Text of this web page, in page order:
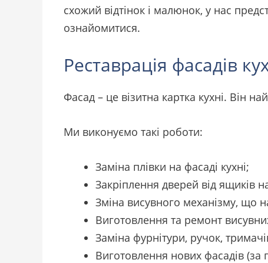
схожий відтінок і малюнок, у нас
ознайомитися.
Реставрація фасадів
Фасад – це візитна картка кухні. Він
Ми виконуємо такі роботи:
Заміна плівки на фасаді кухні;
Закріплення дверей від ящиків
Зміна висувного механізму, що
Виготовлення та ремонт
Заміна фурнітури, ручок,
Виготовлення нових фасадів (за